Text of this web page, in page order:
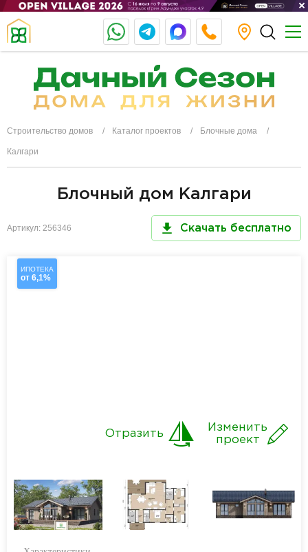
Строительство домов Каталог проектов Блочные дома
Калгари
Блочный дом Калгари
Артикул: 256346 Скачать бесплатно
ИПОТЕКА
от 6,1%
Изменить
проект
Отразить